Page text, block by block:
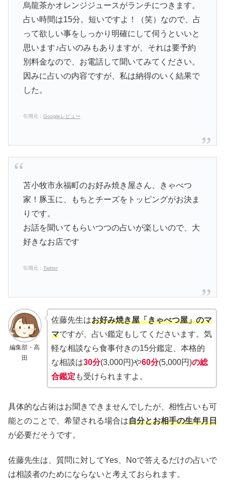
烏龍茶かオレンジジュースがランチにつきます。
占い時間は15分。短いですよ！（笑）なので、占
って欲しい事をしっかり明確にして伺うといいと
思います♪占いのみもありますが、それは要予約
別料金なので、お電話して聞いてみてください。
因みに占いの内容ですが、私は納得のいく結果で
した。
引用元： Googleレビュー
苫小牧市永福町のお好み焼き屋さん、きゃべつ
家！豚玉に、もちとチーズをトッピングがお決ま
りです。
お話を聞いてもらいつつの占いが楽しいので、大
好きなお店です
引用元： Twitter
編集部・高
田
佐藤先生はお好み焼き屋「きゃべつ屋」のマ
マですが、占い鑑定もしてくださいます。気
軽な相談なら食事付きの15分鑑定、本格的
な相談は30分(3,000円)や60分(5,000円)の総
合鑑定 も受けられますよ。
具体的な占術はお聞きできませんでしたが、相性占いも可
能とのことで、希望される場合は自分とお相手の生年月日
が必要だそうです。
佐藤先生は、質問に対してYes、Noで答えるだけの占いで
は相談者のためにならないと考えておられます。